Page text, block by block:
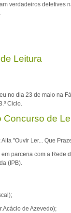
verdadeiros
Leitura
no dia 23 de maio na
Ciclo.
de
"Ouvir Ler... Que
parceria com a
(IPB).
de Azevedo);